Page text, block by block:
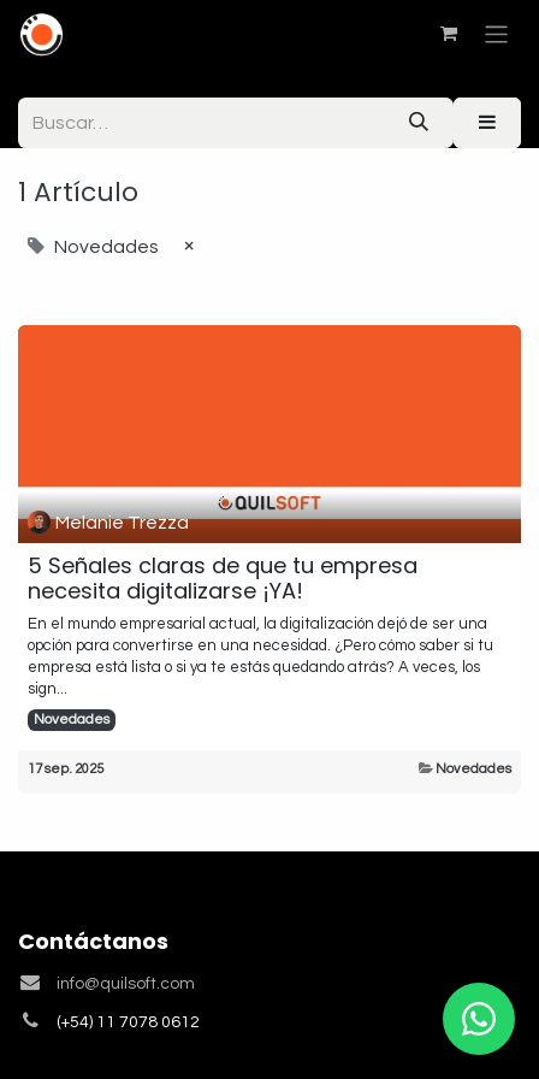
1 Artículo
Novedades ×
Melanie Trezza
5 Señales claras de que tu empresa
necesita digitalizarse ¡YA!
En el mundo empresarial actual, la digitalización dejó de ser una
opción para convertirse en una necesidad. ¿Pero cómo saber si tu
empresa está lista o si ya te estás quedando atrás? A veces, los
sign...
Novedades
17 sep. 2025 Novedades
Contáctanos
info@quilsoft.com
(+54) 11 7078 0612